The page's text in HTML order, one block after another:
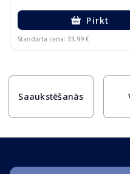
Pirkt
Standarta cena: 33.99 €
Saaukstēšanās